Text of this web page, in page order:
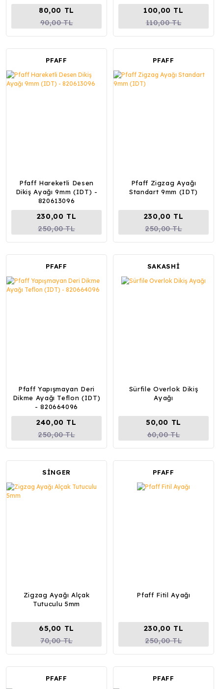
80,00 TL
90,00 TL
100,00 TL
110,00 TL
PFAFF
Pfaff Hareketli Desen
Dikiş Ayağı 9mm (IDT) -
820613096
230,00 TL
250,00 TL
PFAFF
Pfaff Zigzag Ayağı
Standart 9mm (IDT)
230,00 TL
250,00 TL
PFAFF
Pfaff Yapışmayan Deri
Dikme Ayağı Teflon (IDT)
- 820664096
240,00 TL
250,00 TL
SAKASHİ
Sürfile Overlok Dikiş
Ayağı
50,00 TL
60,00 TL
SİNGER
Zigzag Ayağı Alçak
Tutuculu 5mm
65,00 TL
70,00 TL
PFAFF
Pfaff Fitil Ayağı
230,00 TL
250,00 TL
PFAFF PFAFF